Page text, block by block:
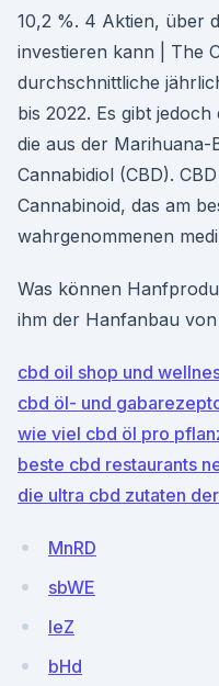
10,2 %. 4 Aktien, über
investieren kann | The
durchschnittliche
bis 2022. Es gibt
die aus der Marihuana-
Cannabidiol (CBD).
Cannabinoid, das am
wahrgenommenen
Was können
ihm der Hanfanbau
cbd oil shop und
cbd öl- und
wie viel cbd öl pro
beste cbd restaurants
die ultra cbd zutaten
MnRD
sbWE
IeZ
bHd